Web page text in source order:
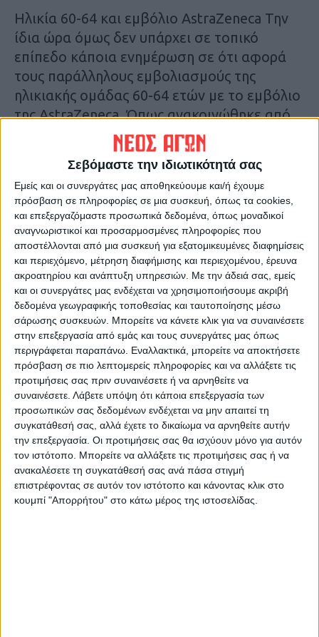
Σεβόμαστε την ιδιωτικότητά σας
Εμείς και οι συνεργάτες μας αποθηκεύουμε και/ή έχουμε
πρόσβαση σε πληροφορίες σε μια συσκευή, όπως τα cookies,
και επεξεργαζόμαστε προσωπικά δεδομένα, όπως μοναδικοί
αναγνωριστικοί και προσαρμοσμένες πληροφορίες που
αποστέλλονται από μια συσκευή για εξατομικευμένες διαφημίσεις
και περιεχόμενο, μέτρηση διαφήμισης και περιεχομένου, έρευνα
ακροατηρίου και ανάπτυξη υπηρεσιών. Με την άδειά σας, εμείς
και οι συνεργάτες μας ενδέχεται να χρησιμοποιήσουμε ακριβή
δεδομένα γεωγραφικής τοποθεσίας και ταυτοποίησης μέσω
σάρωσης συσκευών. Μπορείτε να κάνετε κλικ για να συναινέσετε
στην επεξεργασία από εμάς και τους συνεργάτες μας όπως
περιγράφεται παραπάνω. Εναλλακτικά, μπορείτε να αποκτήσετε
πρόσβαση σε πιο λεπτομερείς πληροφορίες και να αλλάξετε τις
προτιμήσεις σας πριν συναινέσετε ή να αρνηθείτε να
συναινέσετε. Λάβετε υπόψη ότι κάποια επεξεργασία των
προσωπικών σας δεδομένων ενδέχεται να μην απαιτεί τη
συγκατάθεσή σας, αλλά έχετε το δικαίωμα να αρνηθείτε αυτήν
την επεξεργασία. Οι προτιμήσεις σας θα ισχύουν μόνο για αυτόν
τον ιστότοπο. Μπορείτε να αλλάξετε τις προτιμήσεις σας ή να
ανακαλέσετε τη συγκατάθεσή σας ανά πάσα στιγμή
επιστρέφοντας σε αυτόν τον ιστότοπο και κάνοντας κλικ στο
κουμπί "Απορρήτου" στο κάτω μέρος της ιστοσελίδας.
Ηλικία 60-64 και εμβόλιο AstraZeneca Την
ίδια ώρα όμως δεν υπάρχει σε τοπικό
επίπεδο κάποια ενημέρωση σε ότι αφορά
τους παράλληλους εμβολιασμούς της
ηλικιακής ομάδας 60-64 ετών με το εμβόλιο
της AstraZeneca. Όπως ανακοινώθηκε από
το υπουργείο, πρόκειται για ένα σύστημα
εμβολιασμού που θα «τρέξει» παράλληλα με
αυτό που βρίσκεται σε εξέλιξη και δεν θα
διασταυρώνονται.
Αναλυτικότερα στην έντυπη έκδοση του Νέου
Αγώνα
Τελευταίες Ειδήσεις Σήμερα
Ακολούθησε την εφημερίδα ΝΕΟΣ
ΑΓΩΝ στο Google News!
Όλες οι εξελίξεις στην περιοχή της
Καρδίτσας και ευρύτερα της Θεσσαλίας
ΠΡΟΗΓΟΥΜΕΝΟ ΑΡΘΡΟ
Ο ΕΛΓΑ απέστειλε τα
πορίσματα των ζημιών στην
Τ.Κ. Προδρόμου
ΕΠΟΜΕΝΟ ΑΡΘΡΟ
Έκτακτη συνεδρίαση των
λοιμωξιολόγων για πιο
σφιχτό lockdown